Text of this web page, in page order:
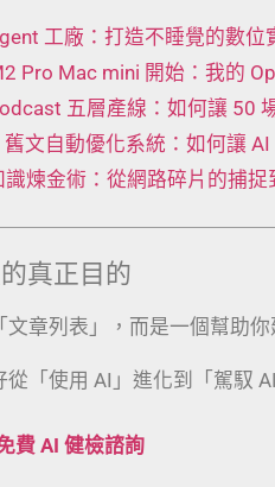
工廠：打造不睡覺的數位
Pro Mac mini 開始：我的
五層產線：如何讓 50
舊文自動優化系統：如何讓
識煉金術：從網路碎片的捕捉
真正目的
文章列表」，而是一個幫助你
「使用 AI」進化到「駕馭
費 AI 健檢諮詢